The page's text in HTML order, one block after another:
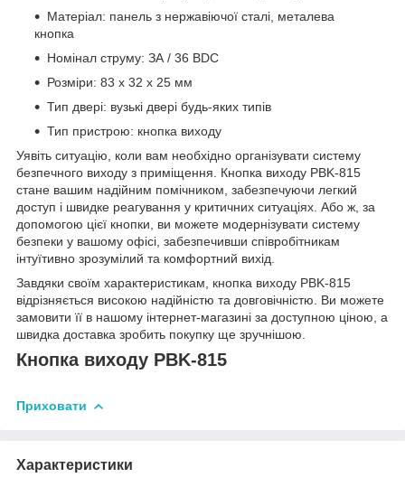
Матеріал: панель з нержавіючої сталі, металева
кнопка
Номінал струму: ЗА / 36 ВDC
Розміри: 83 x 32 x 25 мм
Тип двері: вузькі двері будь-яких типів
Тип пристрою: кнопка виходу
Уявіть ситуацію, коли вам необхідно організувати систему
безпечного виходу з приміщення. Кнопка виходу PBK-815
стане вашим надійним помічником, забезпечуючи легкий
доступ і швидке реагування у критичних ситуаціях. Або ж, за
допомогою цієї кнопки, ви можете модернізувати систему
безпеки у вашому офісі, забезпечивши співробітникам
інтуїтивно зрозумілий та комфортний вихід.
Завдяки своїм характеристикам, кнопка виходу PBK-815
відрізняється високою надійністю та довговічністю. Ви можете
замовити її в нашому інтернет-магазині за доступною ціною, а
швидка доставка зробить покупку ще зручнішою.
Кнопка виходу PBK-815
Приховати
Характеристики